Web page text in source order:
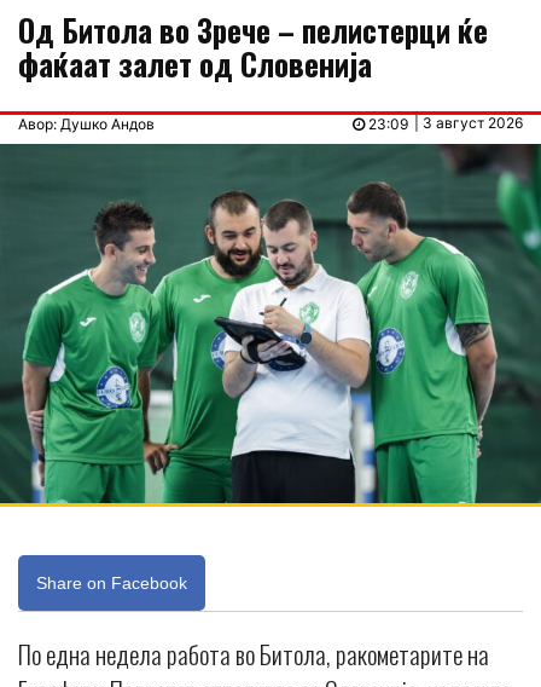
Од Битола во Зрече – пелистерци ќе
фаќаат залет од Словенија
Авор: Душко Андов | 3 август 2026
23:09
Share on Facebook
По една недела работа во Битола, ракометарите на